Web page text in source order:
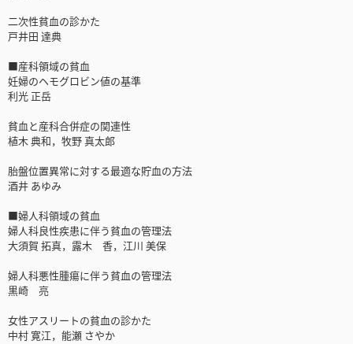
二次性貧血の診かた
戸井田 達典
■産科領域の貧血
妊婦のヘモグロビン値の基準
利光 正岳
貧血と産科合併症の関連性
植木 典和，牧野 真太郎
胎盤位置異常に対する最適な貯血の方法
酒井 あゆみ
■婦人科領域の貧血
婦人科良性疾患に伴う貧血の管理法
大須賀 拓真，露木 香，江川 美保
婦人科悪性腫瘍に伴う貧血の管理法
黒崎 亮
女性アスリートの貧血の診かた
中村 寛江，能瀬 さやか